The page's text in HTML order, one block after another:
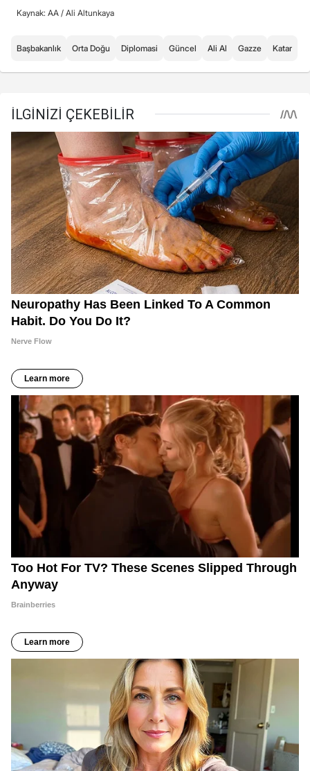
Kaynak: AA / Ali Altunkaya
Başbakanlık Orta Doğu Diplomasi Güncel Ali Al Gazze Katar